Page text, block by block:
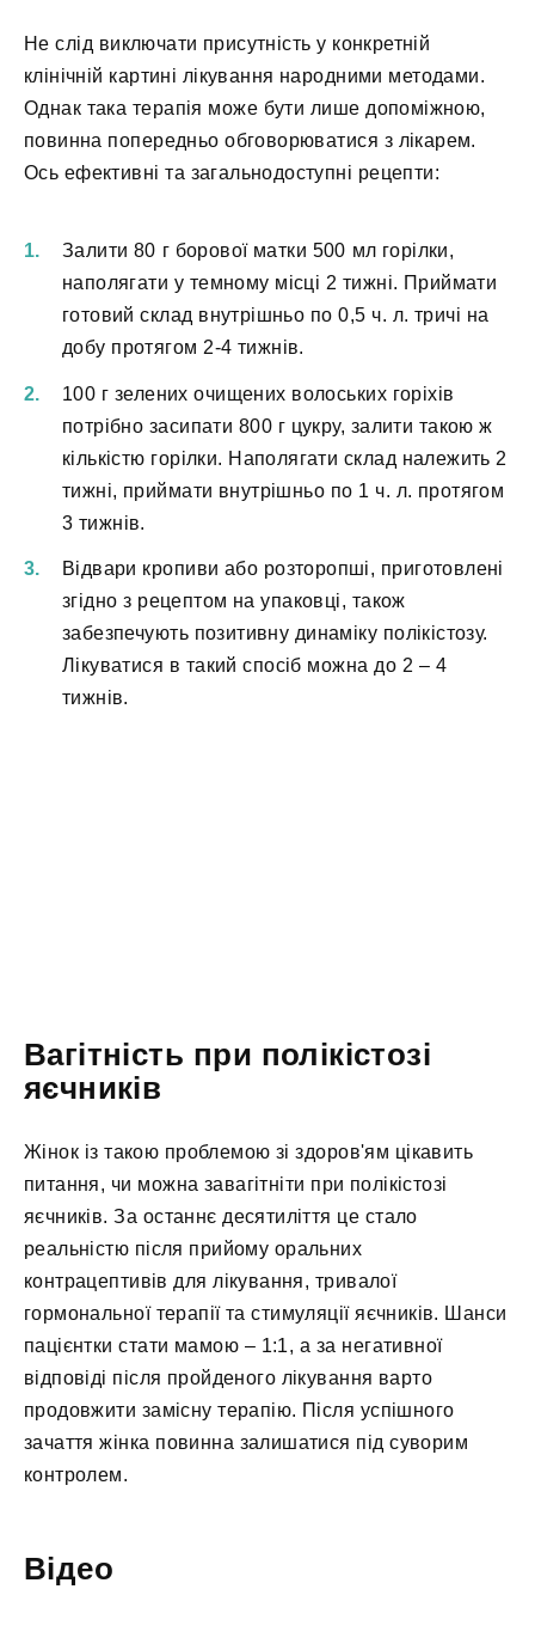
Не слід виключати присутність у конкретній
клінічній картині лікування народними методами.
Однак така терапія може бути лише допоміжною,
повинна попередньо обговорюватися з лікарем.
Ось ефективні та загальнодоступні рецепти:
Залити 80 г борової матки 500 мл горілки,
наполягати у темному місці 2 тижні. Приймати
готовий склад внутрішньо по 0,5 ч. л. тричі на
добу протягом 2-4 тижнів.
100 г зелених очищених волоських горіхів
потрібно засипати 800 г цукру, залити такою ж
кількістю горілки. Наполягати склад належить 2
тижні, приймати внутрішньо по 1 ч. л. протягом
3 тижнів.
Відвари кропиви або розторопші, приготовлені
згідно з рецептом на упаковці, також
забезпечують позитивну динаміку полікістозу.
Лікуватися в такий спосіб можна до 2 – 4
тижнів.
Вагітність при полікістозі
яєчників
Жінок із такою проблемою зі здоров'ям цікавить
питання, чи можна завагітніти при полікістозі
яєчників. За останнє десятиліття це стало
реальністю після прийому оральних
контрацептивів для лікування, тривалої
гормональної терапії та стимуляції яєчників. Шанси
пацієнтки стати мамою – 1:1, а за негативної
відповіді після пройденого лікування варто
продовжити замісну терапію. Після успішного
зачаття жінка повинна залишатися під суворим
контролем.
Відео